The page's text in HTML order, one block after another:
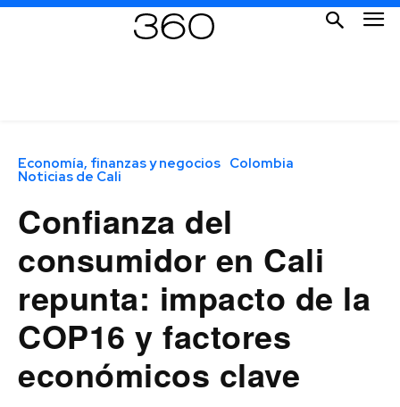
Economía, finanzas y negocios Colombia
Noticias de Cali
Confianza del
consumidor en Cali
repunta: impacto de la
COP16 y factores
económicos clave